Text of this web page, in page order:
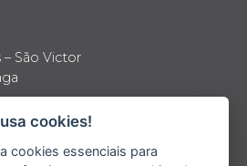
São Victor
N
24’ W
cookies!
cookies essenciais para